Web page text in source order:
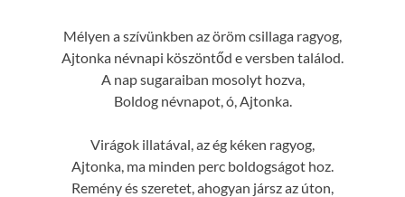
Mélyen a szívünkben az öröm csillaga ragyog,
Ajtonka névnapi köszöntőd e versben találod.
A nap sugaraiban mosolyt hozva,
Boldog névnapot, ó, Ajtonka.
Virágok illatával, az ég kéken ragyog,
Ajtonka, ma minden perc boldogságot hoz.
Remény és szeretet, ahogyan jársz az úton,